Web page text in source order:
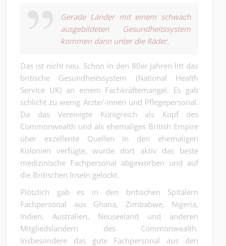
Gerade Länder mit einem schwach
ausgebildeten Gesundheitssystem
kommen dann unter die Räder.
Das ist nicht neu. Schon in den 80er Jahren litt das
britische Gesundheitssystem (National Health
Service UK) an einem Fachkräftemangel. Es gab
schlicht zu wenig Ärzte/-innen und Pflegepersonal.
Da das Vereinigte Königreich als Kopf des
Commonwealth und als ehemaliges British Empire
über exzellente Quellen in den ehemaligen
Kolonien verfügte, wurde dort aktiv das beste
medizinische Fachpersonal abgeworben und auf
die Britischen Inseln gelockt.
Plötzlich gab es in den britischen Spitälern
Fachpersonal aus Ghana, Zimbabwe, Nigeria,
Indien, Australien, Neuseeland und anderen
Mitgliedsländern des Commonwealth.
Insbesondere das gute Fachpersonal aus den